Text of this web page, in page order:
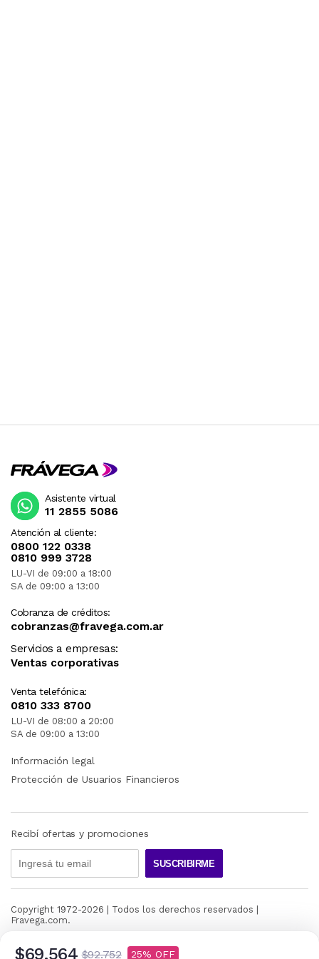
$69.564 $92.752 25
Atención al cliente:
0800 122 0338
0810 999 3728
LU-VI de 09:00 a 18:00
SA de 09:00 a 13:00
Cobranza de créditos:
cobranzas@fravega.com.ar
Servicios a empresas:
Ventas corporativas
Venta telefónica:
0810 333 8700
LU-VI de 08:00 a 20:00
SA de 09:00 a 13:00
Asistente virtual
11 2855 5086
Información legal
Protección de Usuarios Financieros
Recibí ofertas y promociones
SUSCRIBIRME
Copyright 1972-2026 | Todos los derechos reservados |
Fravega.com.